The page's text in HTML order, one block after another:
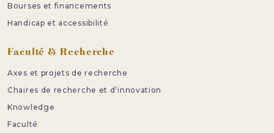
Bourses et financements
Handicap et accessibilité
Faculté & Recherche
Axes et projets de recherche
Chaires de recherche et d’innovation
Knowledge
Faculté